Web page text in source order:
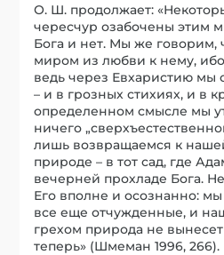
О. Ш. продолжает:
чересчур озабочены этим
Бога и нет. Мы же говорим,
миром из любви к нему,
ведь через Евхаристию мы
– и в грозных стихиях, и в
определенном смысле мы
ничего
лишь возвращаемся к
природе – в тот сад, где
вечерней прохладе Бога.
Его вполне и осознанно:
все еще отчужденные, и
грехом природа не
теперь» (Шмеман 1996, 266).